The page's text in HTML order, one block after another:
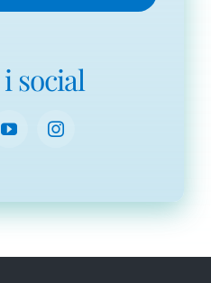
social